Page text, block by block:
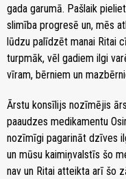
gada garumā. Pašlaik
slimība progresē un, mēs
lūdzu palīdzēt manai Ritai
turpmāk, vēl gadiem ilgi
vīram, bērniem un
Ārstu konsīlijs nozīmējis
paaudzes medikamentu
nozīmīgi pagarināt dzīves
un mūsu kaimiņvalstīs šo
nav un Ritai atteikta arī šo